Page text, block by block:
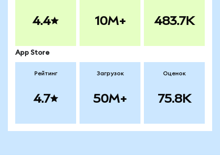
4.4 10M+ 483.7K
App Store
Рейтинг
4.7
Загрузок
50M+
Оценок
75.8K